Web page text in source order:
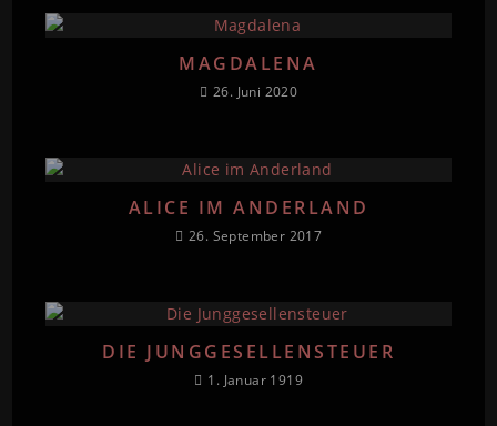
MAGDALENA
26. Juni 2020
ALICE IM ANDERLAND
26. September 2017
DIE JUNGGESELLENSTEUER
1. Januar 1919